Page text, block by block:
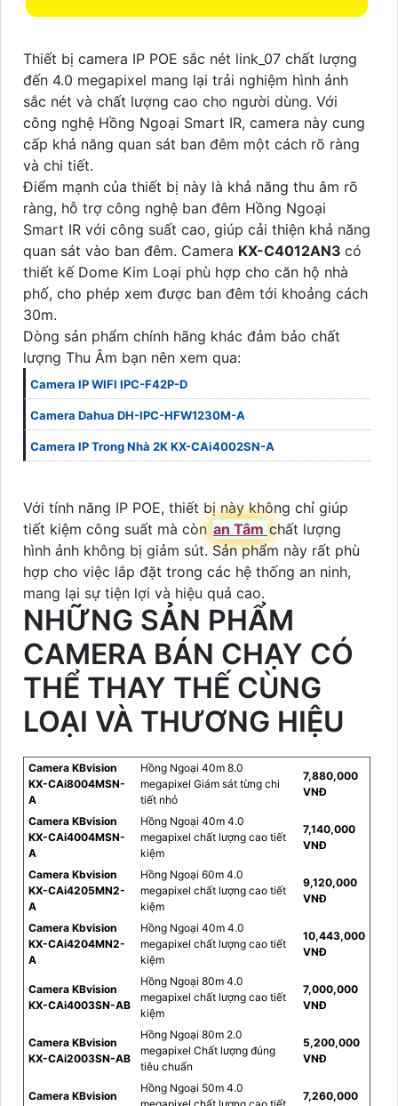
Thiết bị camera IP POE sắc nét link_07 chất lượng
đến 4.0 megapixel mang lại trải nghiệm hình ảnh
sắc nét và chất lượng cao cho người dùng. Với
công nghệ Hồng Ngoại Smart IR, camera này cung
cấp khả năng quan sát ban đêm một cách rõ ràng
và chi tiết.
Điểm mạnh của thiết bị này là khả năng thu âm rõ
ràng, hỗ trợ công nghệ ban đêm Hồng Ngoại
Smart IR với công suất cao, giúp cải thiện khả năng
quan sát vào ban đêm. Camera KX-C4012AN3 có
thiết kế Dome Kim Loại phù hợp cho căn hộ nhà
phố, cho phép xem được ban đêm tới khoảng cách
30m.
Dòng sản phẩm chính hãng khác đảm bảo chất
lượng Thu Âm bạn nên xem qua:
Camera IP WIFI IPC-F42P-D
Camera Dahua DH-IPC-HFW1230M-A
Camera IP Trong Nhà 2K KX-CAi4002SN-A
Với tính năng IP POE, thiết bị này không chỉ giúp
tiết kiệm công suất mà còn an Tâm chất lượng
hình ảnh không bị giảm sút. Sản phẩm này rất phù
hợp cho việc lắp đặt trong các hệ thống an ninh,
mang lại sự tiện lợi và hiệu quả cao.
NHỮNG SẢN PHẨM
CAMERA BÁN CHẠY CÓ
THỂ THAY THẾ CÙNG
LOẠI VÀ THƯƠNG HIỆU
Camera KBvision
KX-CAi8004MSN-
A
Hồng Ngoại 40m 8.0
megapixel Giám sát từng chi
tiết nhỏ
7,880,000
VNĐ
Camera KBvision
KX-CAi4004MSN-
A
Hồng Ngoại 40m 4.0
megapixel chất lượng cao tiết
kiệm
7,140,000
VNĐ
Camera Kbvision
KX-CAi4205MN2-
A
Hồng Ngoại 60m 4.0
megapixel chất lượng cao tiết
kiệm
9,120,000
VNĐ
Camera Kbvision
KX-CAi4204MN2-
A
Hồng Ngoại 40m 4.0
megapixel chất lượng cao tiết
kiệm
10,443,000
VNĐ
Camera KBvision
KX-CAi4003SN-AB
Hồng Ngoại 80m 4.0
megapixel chất lượng cao tiết
kiệm
7,000,000
VNĐ
Camera KBvision
KX-CAi2003SN-AB
Hồng Ngoại 80m 2.0
megapixel Chất lượng đúng
tiêu chuẩn
5,200,000
VNĐ
Camera KBvision
Hồng Ngoại 50m 4.0
7,260,000